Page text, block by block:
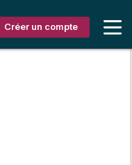
Créer un compte